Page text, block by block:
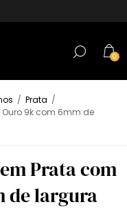
0
/ Prata /
9k com 6mm de
Prata com
de largura